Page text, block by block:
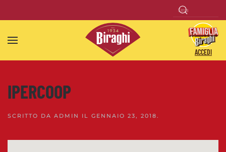
Skip to main content
ACCEDI
IPERCOOP
SCRITTO DA ADMIN IL GENNAIO 23, 2018.